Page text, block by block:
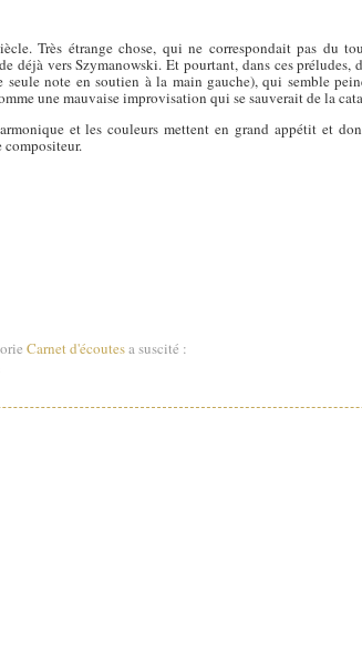
Très étrange chose, qui ne correspondait pas du
déjà vers Szymanowski. Et pourtant, dans ces préludes,
note en soutien à la main gauche), qui semble
une mauvaise improvisation qui se sauverait de la
et les couleurs mettent en grand appétit et
compositeur.
Carnet d'écoutesa suscité :